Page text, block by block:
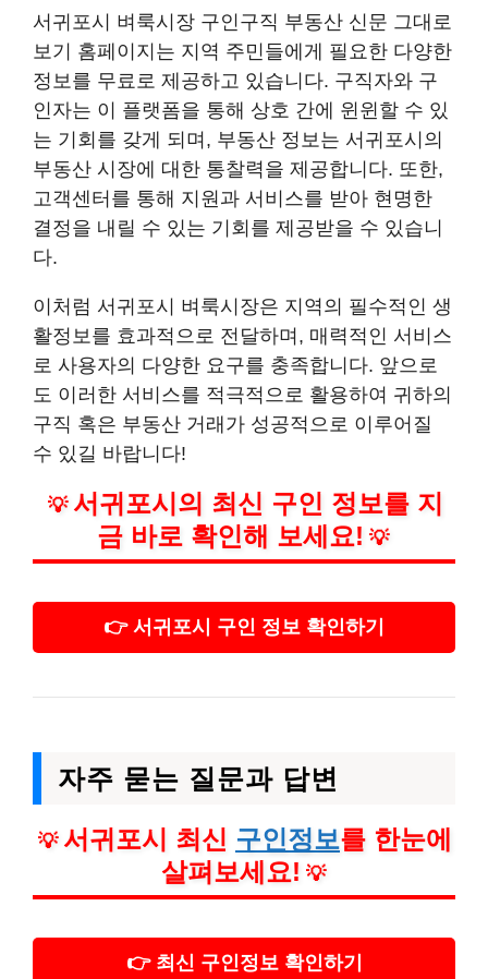
서귀포시 벼룩시장 구인구직 부동산 신문 그대로
보기 홈페이지는 지역 주민들에게 필요한 다양한
정보를 무료로 제공하고 있습니다. 구직자와 구
인자는 이 플랫폼을 통해 상호 간에 윈윈할 수 있
는 기회를 갖게 되며, 부동산 정보는 서귀포시의
부동산 시장에 대한 통찰력을 제공합니다. 또한,
고객센터를 통해 지원과 서비스를 받아 현명한
결정을 내릴 수 있는 기회를 제공받을 수 있습니
다.
이처럼 서귀포시 벼룩시장은 지역의 필수적인 생
활정보를 효과적으로 전달하며, 매력적인 서비스
로 사용자의 다양한 요구를 충족합니다. 앞으로
도 이러한 서비스를 적극적으로 활용하여 귀하의
구직 혹은 부동산 거래가 성공적으로 이루어질
수 있길 바랍니다!
💡 서귀포시의 최신 구인 정보를 지
금 바로 확인해 보세요! 💡
👉 서귀포시 구인 정보 확인하기
자주 묻는 질문과 답변
💡 서귀포시 최신 구인정보를 한눈에
살펴보세요! 💡
👉 최신 구인정보 확인하기